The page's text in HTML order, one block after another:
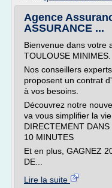
Agence
ASSURANCE ...
Bienvenue dans votre
TOULOUSE MINIMES.
Nos conseillers
proposent un contrat
à vos besoins.
Découvrez notre
va vous simplifier la
DIRECTEMENT
10 MINUTES
Et en plus, GAGNEZ
DE...
Lire la suite